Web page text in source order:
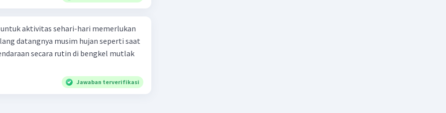
aktivitas sehari-hari memerlukan
datangnya musim hujan seperti saat
secara rutin di bengkel mutlak
Jawaban terverifikasi